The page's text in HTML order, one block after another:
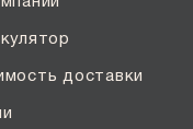
доставки